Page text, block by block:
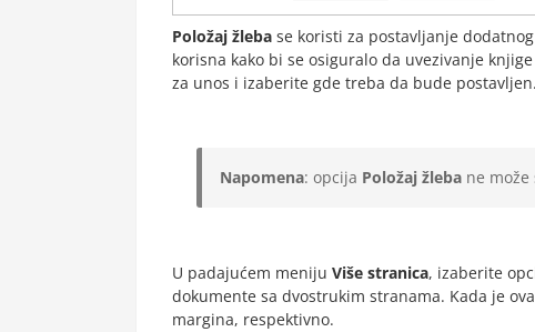
Položaj žleba se koristi za postavljanje
korisna kako bi se osiguralo da uvezivanje
za unos i izaberite gde treba da bude postavljen.
Napomena: opcija Položaj žleba ne
U padajućem meniju Više stranica, izaberite
dokumente sa dvostrukim stranama. Kada je
margina, respektivno.